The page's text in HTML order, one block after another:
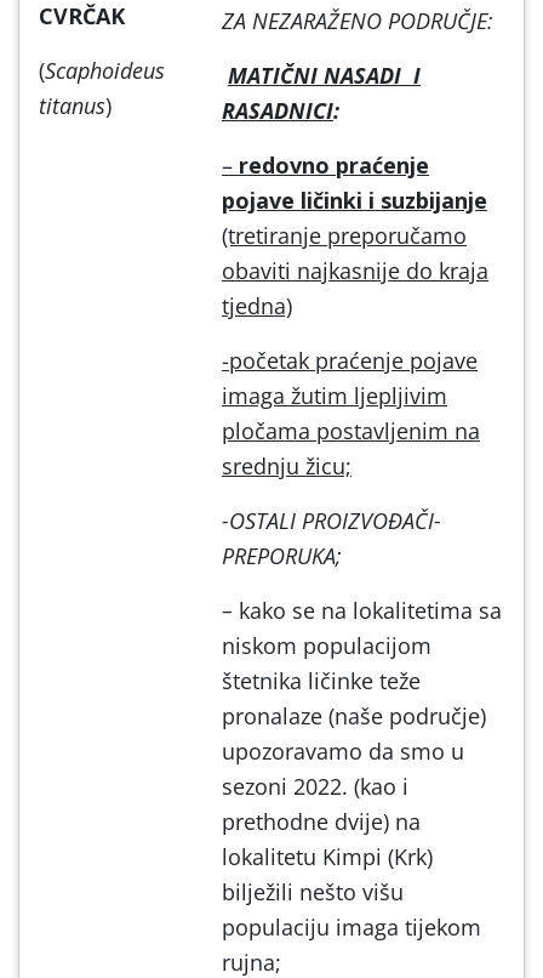
CVRČAK
(Scaphoideus
titanus)
ZA NEZARAŽENO PODRUČJE:
MATIČNI NASADI I
RASADNICI:
– redovno praćenje
pojave ličinki i suzbijanje
(tretiranje preporučamo
obaviti najkasnije do kraja
tjedna)
-početak praćenje pojave
imaga žutim ljepljivim
pločama postavljenim na
srednju žicu;
-OSTALI PROIZVOĐAČI-
PREPORUKA;
– kako se na lokalitetima sa
niskom populacijom
štetnika ličinke teže
pronalaze (naše područje)
upozoravamo da smo u
sezoni 2022. (kao i
prethodne dvije) na
lokalitetu Kimpi (Krk)
bilježili nešto višu
populaciju imaga tijekom
rujna;